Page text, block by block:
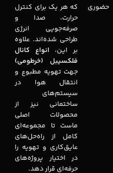
حضوری
که هر یک برای کنترل
حرارت، صدا و
صرفه‌جویی انرژی
طراحی شده‌اند. علاوه
بر این، انواع کانال
فلکسیبل (خرطومی)
جهت تهویه مطبوع و
انتقال هوا در
سیستم‌های
ساختمانی نیز از
محصولات اصلی
ماست تا مجموعه‌ای
کامل از راه‌حل‌های
عایق‌کاری و تهویه را
در اختیار پروژه‌های
حرفه‌ای قرار دهد.